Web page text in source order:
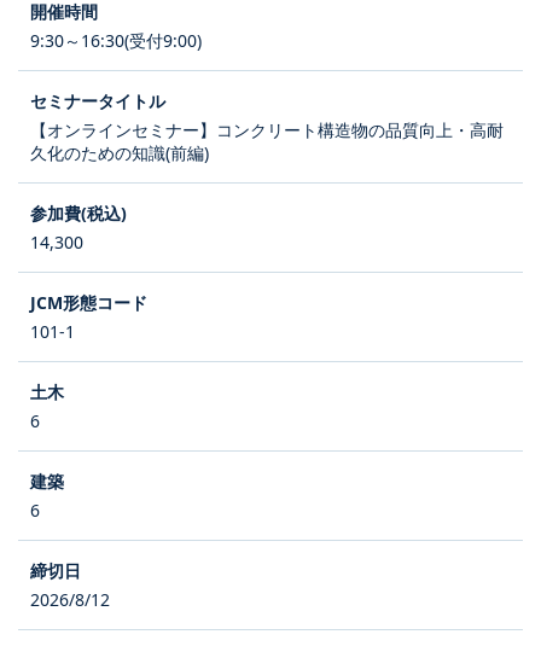
9:30～16:30(受付9:00)
【オンラインセミナー】コンクリート構造物の品質向上・高耐
久化のための知識(前編)
14,300
101-1
6
6
2026/8/12